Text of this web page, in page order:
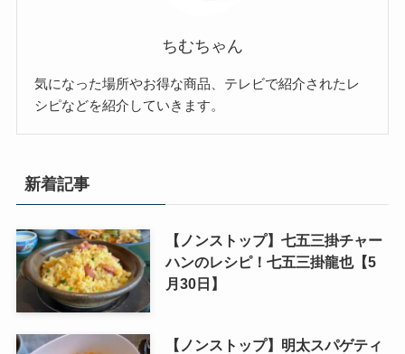
ちむちゃん
気になった場所やお得な商品、テレビで紹介されたレ
シピなどを紹介していきます。
新着記事
【ノンストップ】七五三掛チャー
ハンのレシピ！七五三掛龍也【5
月30日】
【ノンストップ】明太スパゲティ